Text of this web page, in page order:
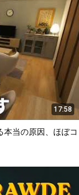
17:58
本当の原因、ほぼコ